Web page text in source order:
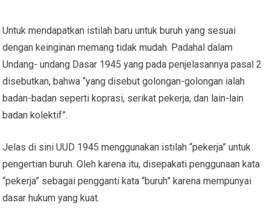
Untuk mendapatkan istilah baru untuk buruh yang sesuai
dengan keinginan memang tidak mudah. Padahal dalam
Undang- undang Dasar 1945 yang pada penjelasannya pasal 2
disebutkan, bahwa “yang disebut golongan-golongan ialah
badan-badan seperti koprasi, serikat pekerja, dan lain-lain
badan kolektif”.
Jelas di sini UUD 1945 menggunakan istilah “pekerja” untuk
pengertian buruh. Oleh karena itu, disepakati penggunaan kata
“pekerja” sebagai pengganti kata “buruh” karena mempunyai
dasar hukum yang kuat.